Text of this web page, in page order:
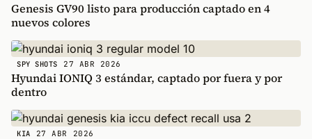
Genesis GV90 listo para producción captado en 4
nuevos colores
SPY SHOTS 27 ABR 2026
Hyundai IONIQ 3 estándar, captado por fuera y por
dentro
KIA 27 ABR 2026